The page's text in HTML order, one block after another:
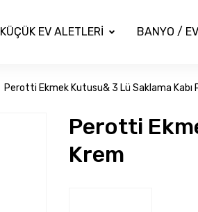
KÜÇÜK EV ALETLERİ BANYO / EV
Perotti Ekmek Kutusu& 3 Lü Saklama Kabı
Perotti
Krem